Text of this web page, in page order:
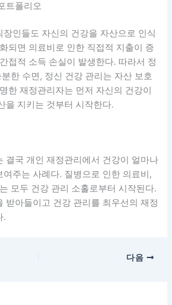
트폴리오
인들도 자신의 건강을 자산으로 인식
되면 의료비로 인한 직접적 지출이 증
접적 소득 손실이 발생한다. 따라서 정
한 수면, 정신 건강 관리는 자산 보호
한 재정관리자는 먼저 자신의 건강이
을 지키는 것부터 시작한다.
결국 개인 재정관리에서 건강이 얼마나
주는 사례다. 질병으로 인한 의료비,
모두 건강 관리 소홀로부터 시작된다.
받아들이고 건강 관리를 최우선의 재정
.
다음